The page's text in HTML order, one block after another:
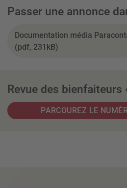
Passer une annonce
Documentation média
(pdf, 231kB)
Revue des bienfaiteurs
PARCOUREZ LE